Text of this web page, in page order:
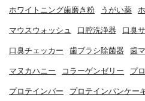
ホワイトニング歯磨き粉 うがい薬
マウスウォッシュ 口腔洗浄器 口臭
口臭チェッカー 歯ブラシ除菌器 歯
マヌカハニー コラーゲンゼリー プ
プロテインバー プロテインパンケー